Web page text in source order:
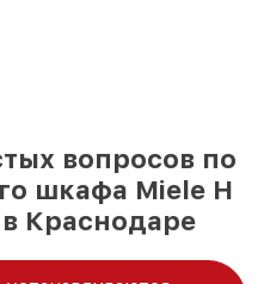
вопросов по
шкафа Miele H
в Краснодаре